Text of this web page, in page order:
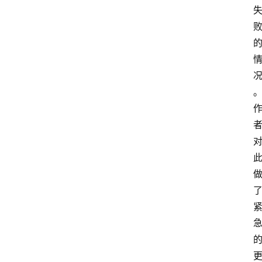
失
败
的
情
况
。
作
者
对
此
做
了
紧
急
的
更